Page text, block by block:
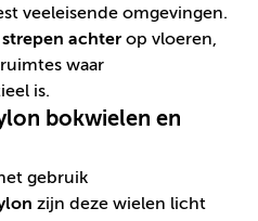
veeleisende omgevingen.
achter op vloeren,
waar
is.
bokwielen en
gebruik
zijn deze wielen licht